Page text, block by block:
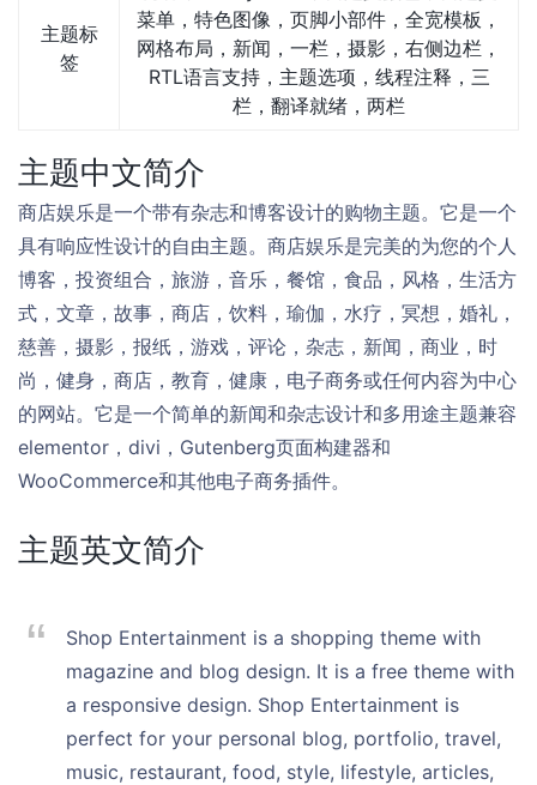
主题标
签
菜单，特色图像，页脚小部件，全宽模板，
网格布局，新闻，一栏，摄影，右侧边栏，
RTL语言支持，主题选项，线程注释，三
栏，翻译就绪，两栏
主题中文简介
商店娱乐是一个带有杂志和博客设计的购物主题。它是一个
具有响应性设计的自由主题。商店娱乐是完美的为您的个人
博客，投资组合，旅游，音乐，餐馆，食品，风格，生活方
式，文章，故事，商店，饮料，瑜伽，水疗，冥想，婚礼，
慈善，摄影，报纸，游戏，评论，杂志，新闻，商业，时
尚，健身，商店，教育，健康，电子商务或任何内容为中心
的网站。它是一个简单的新闻和杂志设计和多用途主题兼容
elementor，divi，Gutenberg页面构建器和
WooCommerce和其他电子商务插件。
主题英文简介
Shop Entertainment is a shopping theme with
magazine and blog design. It is a free theme with
a responsive design. Shop Entertainment is
perfect for your personal blog, portfolio, travel,
music, restaurant, food, style, lifestyle, articles,